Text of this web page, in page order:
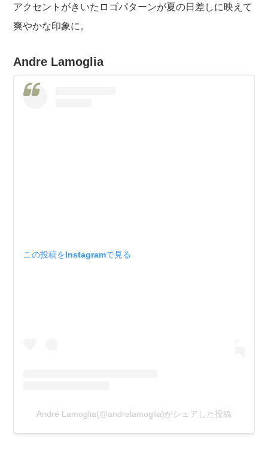
アクセントがきいたロゴパターンが夏の日差しに映えて
爽やかな印象に。
Andre Lamoglia
この投稿をInstagramで見る
André Lamoglia(@andrelamoglia)がシェアした投稿